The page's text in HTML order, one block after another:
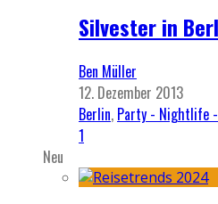
Silvester in
Ben Müller
12. Dezember 2013
Berlin, Party - Nightlife
1
Neu